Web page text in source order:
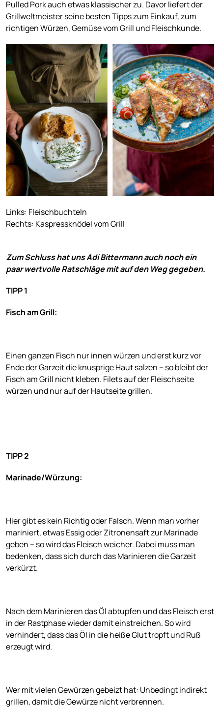
Pulled Pork auch etwas klassischer zu. Davor liefert der
Grillweltmeister seine besten Tipps zum Einkauf, zum
richtigen Würzen, Gemüse vom Grill und Fleischkunde.
Links: Fleischbuchteln
Rechts: Kaspressknödel vom Grill
Zum Schluss hat uns Adi Bittermann auch noch ein
paar wertvolle Ratschläge mit auf den Weg gegeben.
TIPP 1
Fisch am Grill:
Einen ganzen Fisch nur innen würzen und erst kurz vor
Ende der Garzeit die knusprige Haut salzen – so bleibt der
Fisch am Grill nicht kleben. Filets auf der Fleischseite
würzen und nur auf der Hautseite grillen.
TIPP 2
Marinade/Würzung:
Hier gibt es kein Richtig oder Falsch. Wenn man vorher
mariniert, etwas Essig oder Zitronensaft zur Marinade
geben – so wird das Fleisch weicher. Dabei muss man
bedenken, dass sich durch das Marinieren die Garzeit
verkürzt.
Nach dem Marinieren das Öl abtupfen und das Fleisch erst
in der Rastphase wieder damit einstreichen. So wird
verhindert, dass das Öl in die heiße Glut tropft und Ruß
erzeugt wird.
Wer mit vielen Gewürzen gebeizt hat: Unbedingt indirekt
grillen, damit die Gewürze nicht verbrennen.